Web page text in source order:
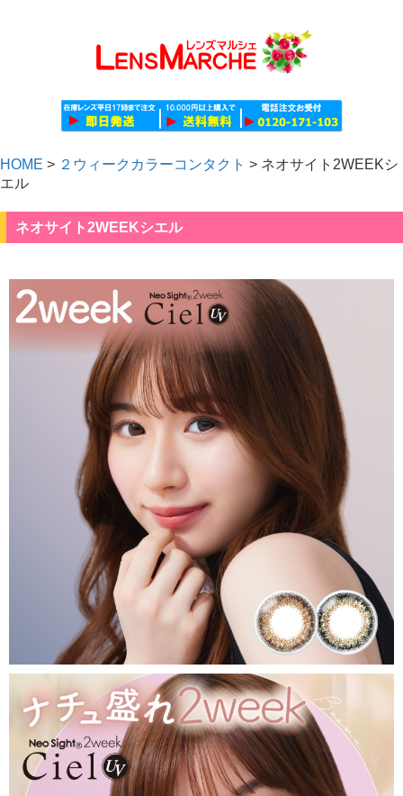
HOME > ２ウィークカラーコンタクト > ネオサイト2WEEKシ
エル
ネオサイト2WEEKシエル